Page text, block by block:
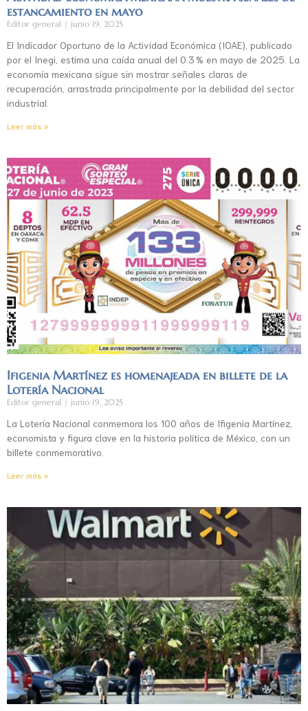
estancamiento en mayo
Editor general junio 19, 2025
El Indicador Oportuno de la Actividad Económica (IOAE), publicado
por el Inegi, estima una caída anual del 0.3 % en mayo de 2025. La
economía mexicana sigue sin mostrar señales claras de
recuperación, arrastrada principalmente por la debilidad del sector
industrial.
Leer más »
Ifigenia Martínez es homenajeada en billete de la
Lotería Nacional
Editor general junio 19, 2025
La Lotería Nacional conmemora los 100 años de Ifigenia Martínez,
economista y figura clave en la historia política de México, con un
billete conmemorativo.
Leer más »